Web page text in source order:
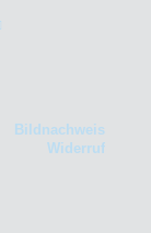
Bildnachweis
Widerruf